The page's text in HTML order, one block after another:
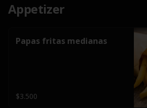
Appetizer
Papas fritas medianas
$3.500